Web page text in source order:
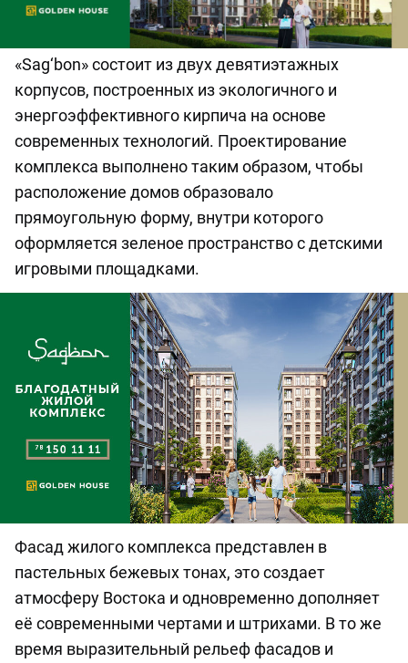
«Sag‘bon» состоит из двух девятиэтажных
корпусов, построенных из экологичного и
энергоэффективного кирпича на основе
современных технологий. Проектирование
комплекса выполнено таким образом, чтобы
расположение домов образовало
прямоугольную форму, внутри которого
оформляется зеленое пространство с детскими
игровыми площадками.
Фасад жилого комплекса представлен в
пастельных бежевых тонах, это создает
атмосферу Востока и одновременно дополняет
её современными чертами и штрихами. В то же
время выразительный рельеф фасадов и